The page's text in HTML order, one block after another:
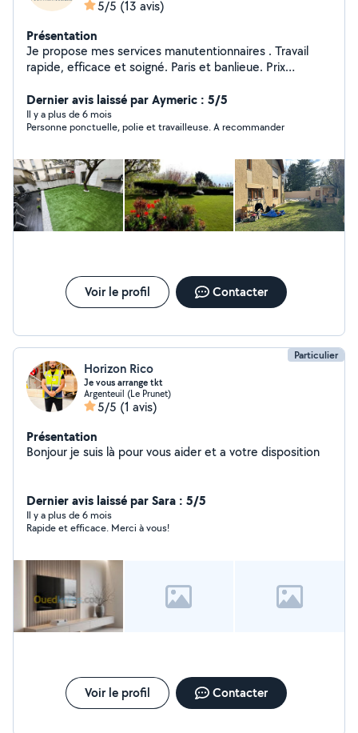
5/5 (13 avis)
Présentation
Je propose mes services manutentionnaires . Travail
rapide, efficace et soigné. Paris et banlieue. Prix
volume. N'hésitez pas à m'envoyer un message avec les
détails pour un devis rapide !
Dernier avis laissé par Aymeric : 5/5
Il y a plus de 6 mois
Personne ponctuelle, polie et travailleuse. A recommander
Voir le profil Contacter
Particulier
Horizon Rico
Je vous arrange tkt
Argenteuil (Le Prunet)
5/5 (1 avis)
Présentation
Bonjour je suis là pour vous aider et a votre disposition
Dernier avis laissé par Sara : 5/5
Il y a plus de 6 mois
Rapide et efficace. Merci à vous!
Voir le profil Contacter